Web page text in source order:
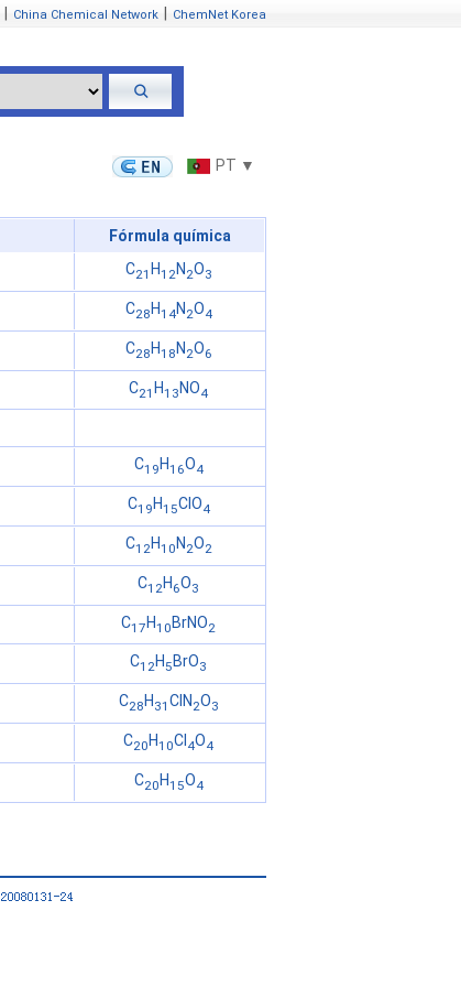
China Chemical Network ChemNet Korea
PT ▼
Fórmula química
C21 H12N 2O3
C28 H14N 2O4
C28 H18 N 2O6
C21 H13NO4
C19 H16O4
C19 H15ClO4
C12 H10 N 2O2
C12 H 6O3
C17H10BrNO2
C12H 5 BrO3
C28 H 31 ClN 2O3
C20 H10Cl 4O4
C20 H15O4